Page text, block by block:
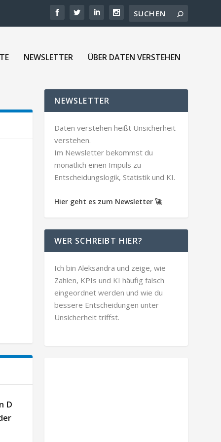
NEWSLETTER ÜBER DATEN VERSTEHEN
D
NEWSLETTER
Daten verstehen heißt Unsicherheit
verstehen.
Im Newsletter bekommst du
monatlich einen Impuls zu
Entscheidungslogik, Statistik und KI.
Hier geht es zum Newsletter 🚀
WER SCHREIBT HIER?
Ich bin Aleksandra und zeige, wie
Zahlen, KPIs und KI häufig falsch
eingeordnet werden und wie du
bessere Entscheidungen unter
Unsicherheit triffst.